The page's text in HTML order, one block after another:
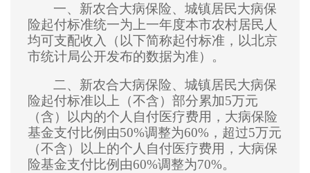
一、新农合大病保险、城镇居民大病保
险起付标准统一为上一年度本市农村居民人
均可支配收入（以下简称起付标准，以北京
市统计局公开发布的数据为准）。
二、新农合大病保险、城镇居民大病保
险起付标准以上（不含）部分累加5万元
（含）以内的个人自付医疗费用，大病保险
基金支付比例由50%调整为60%，超过5万元
（不含）以上的个人自付医疗费用，大病保
险基金支付比例由60%调整为70%。